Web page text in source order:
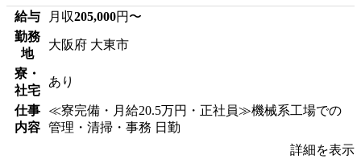
給与 月収205,000円〜
勤務
地
大阪府 大東市
寮・
社宅
あり
仕事
内容
≪寮完備・月給20.5万円・正社員≫機械系工場での
管理・清掃・事務 日勤
詳細を表示